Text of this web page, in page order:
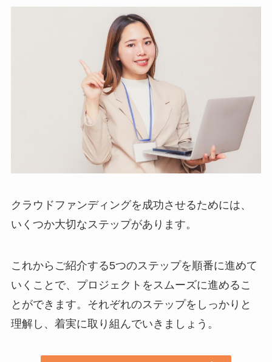
クラウドファンディングを成功させるためには、
いくつか大切なステップがあります。
これからご紹介する5つのステップを順番に進めて
いくことで、プロジェクトをスムーズに進めるこ
とができます。それぞれのステップをしっかりと
理解し、着実に取り組んでいきましょう。